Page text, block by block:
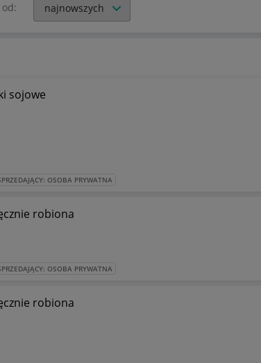
sojowe
OSOBA PRYWATNA
robiona
OSOBA PRYWATNA
robiona